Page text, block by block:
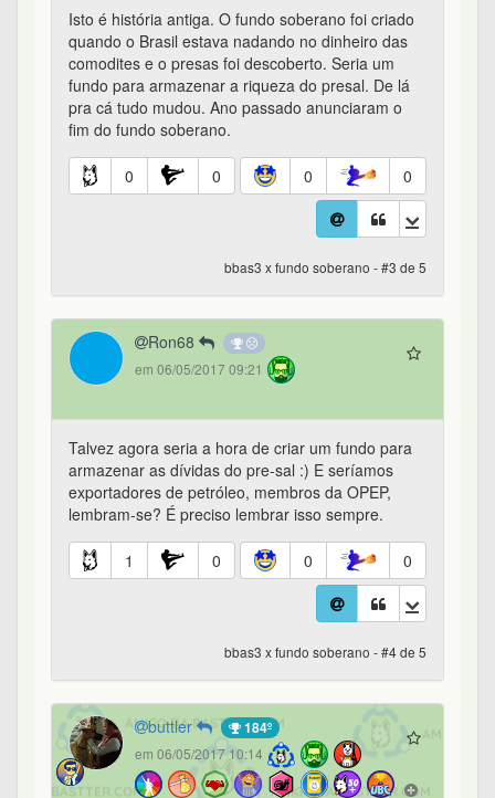
Isto é história antiga. O fundo soberano foi criado
quando o Brasil estava nadando no dinheiro das
comodites e o presas foi descoberto. Seria um
fundo para armazenar a riqueza do presal. De lá
pra cá tudo mudou. Ano passado anunciaram o
fim do fundo soberano.
0 0 0 0
bbas3 x fundo soberano - #3 de 5
Ron68
em 06/05/2017 09:21
Talvez agora seria a hora de criar um fundo para
armazenar as dívidas do pre-sal :) E seríamos
exportadores de petróleo, membros da OPEP,
lembram-se? É preciso lembrar isso sempre.
1 0 0 0
bbas3 x fundo soberano - #4 de 5
buttler 184º
em 06/05/2017 10:14